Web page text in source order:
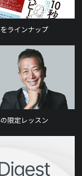
ラインナップ
限定レッスン